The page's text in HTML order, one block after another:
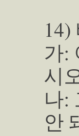
가:
시
나:
안